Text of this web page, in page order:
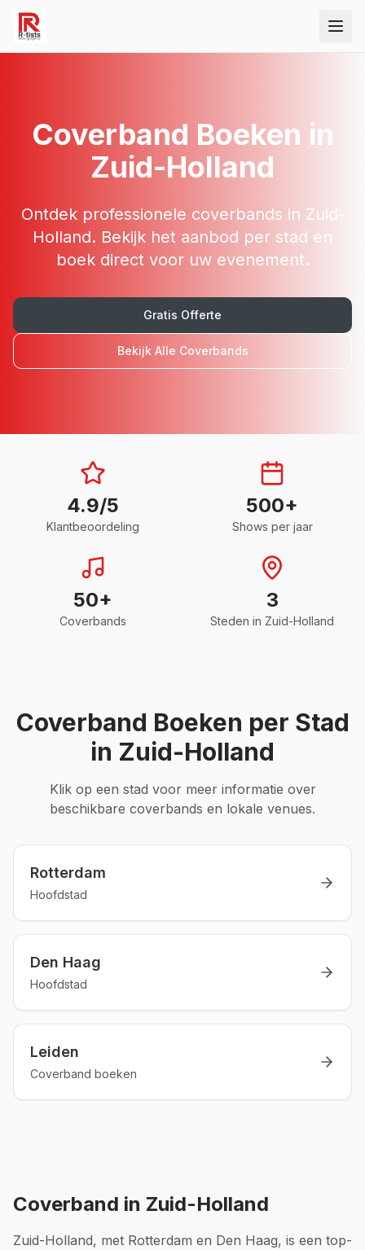
Coverband Boeken in
Zuid-Holland
Ontdek professionele coverbands in Zuid-
Holland. Bekijk het aanbod per stad en
boek direct voor uw evenement.
Gratis Offerte
Bekijk Alle Coverbands
4.9/5
Klantbeoordeling
500+
Shows per jaar
50+
Coverbands
3
Steden in Zuid-Holland
Coverband Boeken per Stad
in Zuid-Holland
Klik op een stad voor meer informatie over
beschikbare coverbands en lokale venues.
Rotterdam
Hoofdstad
Den Haag
Hoofdstad
Leiden
Coverband boeken
Coverband in Zuid-Holland
Zuid-Holland, met Rotterdam en Den Haag, is een top-